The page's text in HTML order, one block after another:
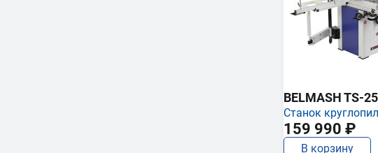
BELMASH TS-
Станок
159 990 ₽
В корзину